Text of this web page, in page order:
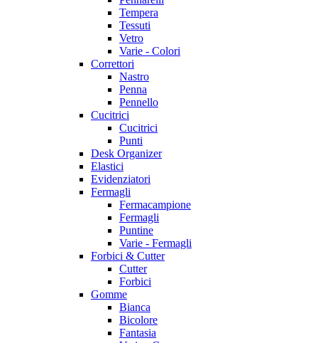
Tempera
Tessuti
Vetro
Varie - Colori
Correttori
Nastro
Penna
Pennello
Cucitrici
Cucitrici
Punti
Desk Organizer
Elastici
Evidenziatori
Fermagli
Fermacampione
Fermagli
Puntine
Varie - Fermagli
Forbici & Cutter
Cutter
Forbici
Gomme
Bianca
Bicolore
Fantasia